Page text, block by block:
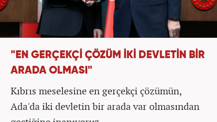
"EN GERÇEKÇİ ÇÖZÜM İKİ DEVLETİN BİR
ARADA OLMASI"
Kıbrıs meselesine en gerçekçi çözümün,
Ada'da iki devletin bir arada var olmasından